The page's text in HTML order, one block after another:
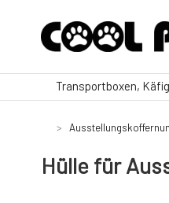
Transportboxen,
Hülle für